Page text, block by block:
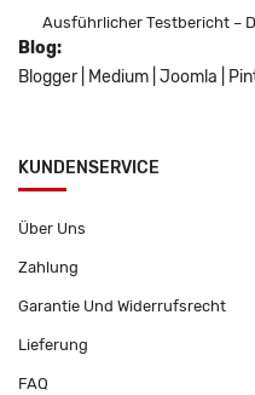
Ausführlicher Testbericht –
Blog:
Blogger
Medium Joomla
KUNDENSERVICE
Über Uns
Zahlung
Garantie Und Widerrufsrecht
Lieferung
FAQ